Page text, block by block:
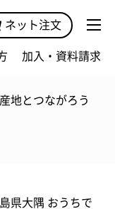
ネット注文
加入・資料請求
地とつながろう
県大隅 おうちで